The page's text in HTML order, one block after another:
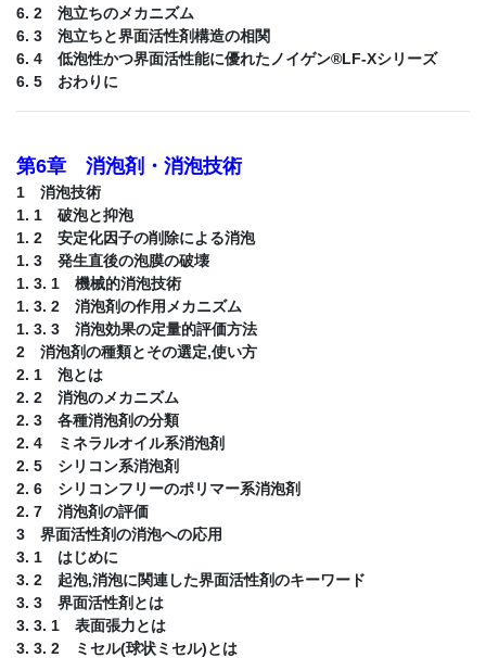
6. 2 泡立ちのメカニズム
6. 3 泡立ちと界面活性剤構造の相関
6. 4 低泡性かつ界面活性能に優れたノイゲン®LF-Xシリーズ
6. 5 おわりに
第6章 消泡剤・消泡技術
1 消泡技術
1. 1 破泡と抑泡
1. 2 安定化因子の削除による消泡
1. 3 発生直後の泡膜の破壊
1. 3. 1 機械的消泡技術
1. 3. 2 消泡剤の作用メカニズム
1. 3. 3 消泡効果の定量的評価方法
2 消泡剤の種類とその選定,使い方
2. 1 泡とは
2. 2 消泡のメカニズム
2. 3 各種消泡剤の分類
2. 4 ミネラルオイル系消泡剤
2. 5 シリコン系消泡剤
2. 6 シリコンフリーのポリマー系消泡剤
2. 7 消泡剤の評価
3 界面活性剤の消泡への応用
3. 1 はじめに
3. 2 起泡,消泡に関連した界面活性剤のキーワード
3. 3 界面活性剤とは
3. 3. 1 表面張力とは
3. 3. 2 ミセル(球状ミセル)とは